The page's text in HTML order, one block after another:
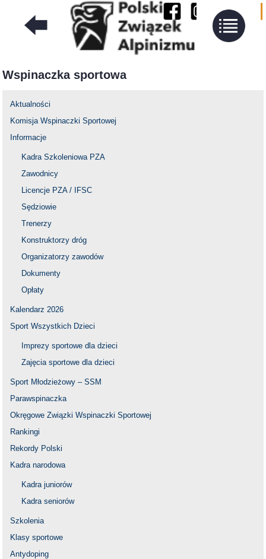
Wspinaczka sportowa
Aktualności
Komisja Wspinaczki Sportowej
Informacje
Kadra Szkoleniowa PZA
Zawodnicy
Licencje PZA / IFSC
Sędziowie
Trenerzy
Konstruktorzy dróg
Organizatorzy zawodów
Dokumenty
Opłaty
Kalendarz 2026
Sport Wszystkich Dzieci
Imprezy sportowe dla dzieci
Zajęcia sportowe dla dzieci
Sport Młodzieżowy – SSM
Parawspinaczka
Okręgowe Związki Wspinaczki Sportowej
Rankingi
Rekordy Polski
Kadra narodowa
Kadra juniorów
Kadra seniorów
Szkolenia
Klasy sportowe
Antydoping